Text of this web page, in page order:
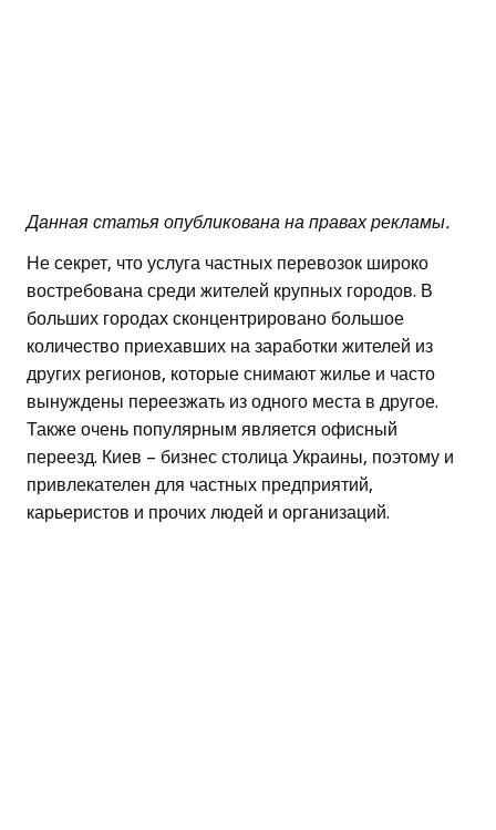
Данная статья опубликована на правах рекламы.
Не секрет, что услуга частных перевозок широко
востребована среди жителей крупных городов. В
больших городах сконцентрировано большое
количество приехавших на заработки жителей из
других регионов, которые снимают жилье и часто
вынуждены переезжать из одного места в другое.
Также очень популярным является офисный
переезд. Киев – бизнес столица Украины, поэтому и
привлекателен для частных предприятий,
карьеристов и прочих людей и организаций.